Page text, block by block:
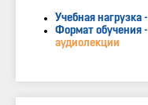
Учебная нагрузка -
Формат обучения -
аудиолекции